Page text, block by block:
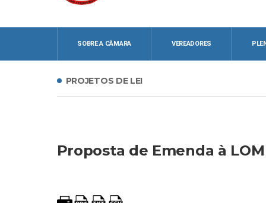
SOBRE A CÂMARA VEREADORES
PROJETOS DE LEI
Proposta de Emenda à LOM